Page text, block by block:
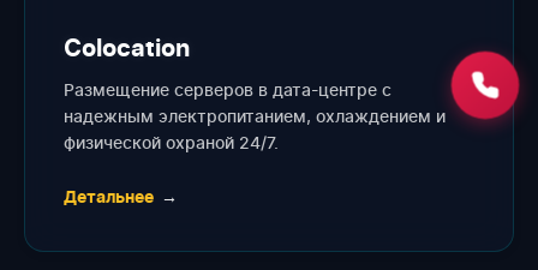
Colocation
Размещение серверов в дата-центре с
надежным электропитанием, охлаждением и
физической охраной 24/7.
Детальнее →